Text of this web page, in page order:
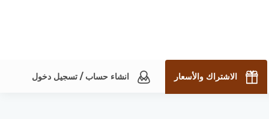
الاشتراك والأسعار انشاء حساب / تسجيل دخول